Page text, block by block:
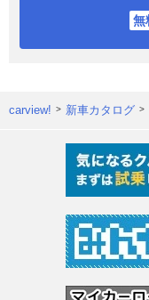
carview! 新車カタログ